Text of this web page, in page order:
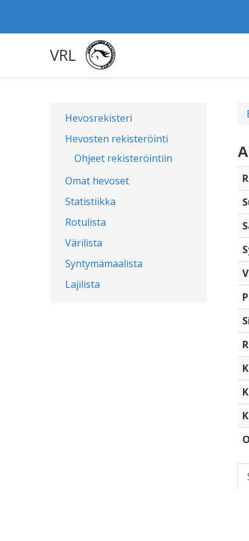
VRL
Hevosrekisteri
Hevosten rekisteröinti
Ohjeet rekisteröintiin
Omat hevoset
Statistiikka
Rotulista
Värilista
Syntymämaalista
Lajilista